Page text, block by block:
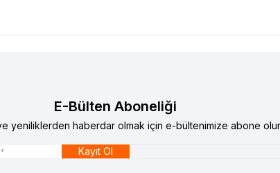
E-Bülten Aboneliği
yeniliklerden haberdar olmak için e-bültenimize abone
Kayıt Ol